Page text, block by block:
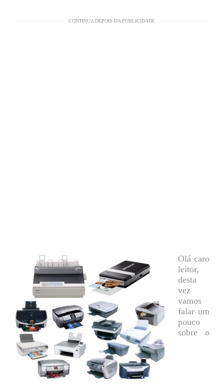
CONTINUA DEPOIS DA PUBLICIDADE
Olá caro
leitor,
desta
vez
vamos
falar um
pouco
sobre o